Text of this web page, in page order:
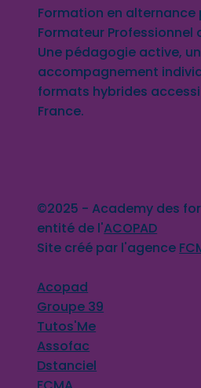
Formation en alternance
Formateur Professionnel
Une pédagogie active, un
accompagnement
formats hybrides
France.
©2025 - Academy des
entité de l'ACOPAD
Site créé par l'agence
Acopad
Groupe 39
Tutos'Me
Assofac
Dstanciel